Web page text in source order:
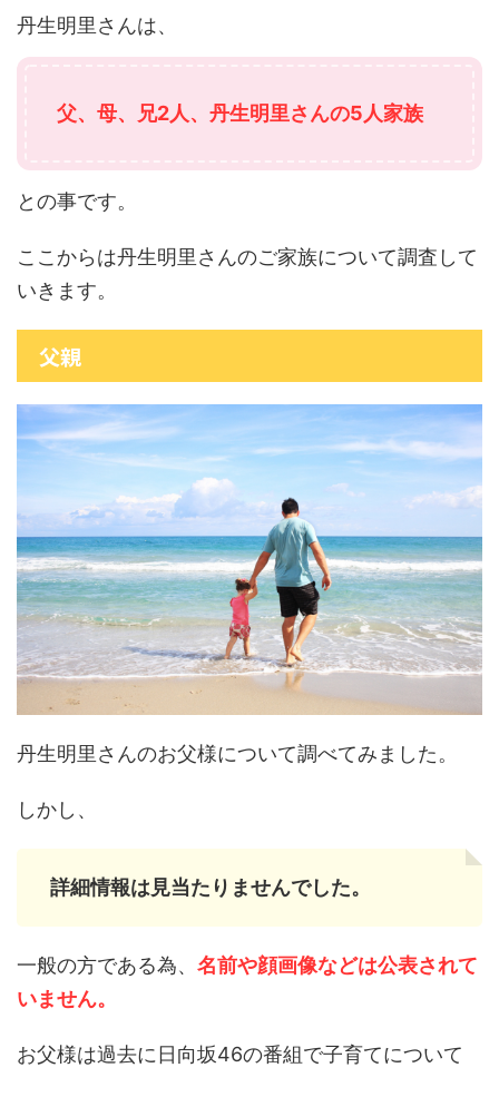
丹生明里さんは、
父、母、兄2人、丹生明里さんの5人家族
との事です。
ここからは丹生明里さんのご家族について調査して
いきます。
父親
丹生明里さんのお父様について調べてみました。
しかし、
詳細情報は見当たりませんでした。
一般の方である為、 名前や顔画像などは公表されて
いません。
お父様は過去に日向坂46の番組で子育てについて